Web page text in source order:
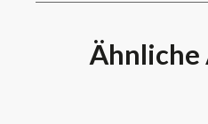
Ähnliche